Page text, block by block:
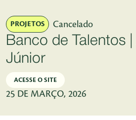
PROJETOS
Cancelado
Banco de Talentos
Júnior
ACESSE O SITE
25 DE MARÇO, 2026